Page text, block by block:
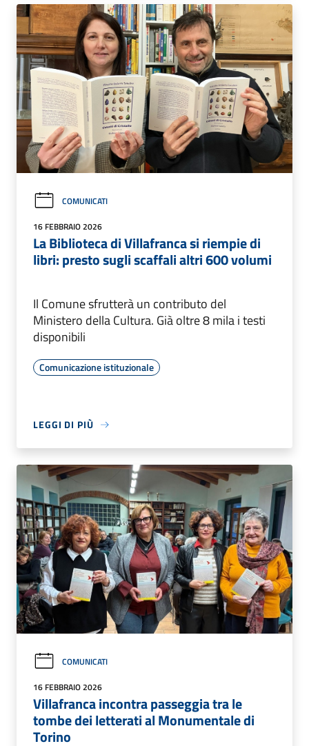
COMUNICATI
16 FEBBRAIO 2026
La Biblioteca di Villafranca si riempie di
libri: presto sugli scaffali altri 600 volumi
Il Comune sfrutterà un contributo del
Ministero della Cultura. Già oltre 8 mila i testi
disponibili
Comunicazione istituzionale
LEGGI DI PIÙ
COMUNICATI
16 FEBBRAIO 2026
Villafranca incontra passeggia tra le
tombe dei letterati al Monumentale di
Torino